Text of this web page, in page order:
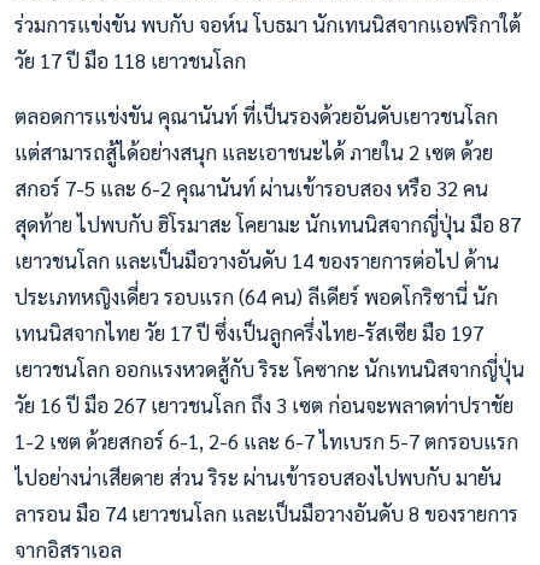
ร่วมการแข่งขัน พบกับ จอห์น โบธมา นักเทนนิสจากแอฟริกาใต้
วัย 17 ปี มือ 118 เยาวชนโลก
ตลอดการแข่งขัน คุณานันท์ ที่เป็นรองด้วยอันดับเยาวชนโลก
แต่สามารถสู้ได้อย่างสนุก และเอาชนะได้ ภายใน 2 เซต ด้วย
สกอร์ 7-5 และ 6-2 คุณานันท์ ผ่านเข้ารอบสอง หรือ 32 คน
สุดท้าย ไปพบกับ ฮิโรมาสะ โคยามะ นักเทนนิสจากญี่ปุ่น มือ 87
เยาวชนโลก และเป็นมือวางอันดับ 14 ของรายการต่อไป ด้าน
ประเภทหญิงเดี่ยว รอบแรก (64 คน) ลีเดียร์ พอดโกริซานี่ นัก
เทนนิสจากไทย วัย 17 ปี ซึ่งเป็นลูกครึ่งไทย-รัสเซีย มือ 197
เยาวชนโลก ออกแรงหวดสู้กับ ริระ โคซากะ นักเทนนิสจากญี่ปุ่น
วัย 16 ปี มือ 267 เยาวชนโลก ถึง 3 เซต ก่อนจะพลาดท่าปราชัย
1-2 เซต ด้วยสกอร์ 6-1, 2-6 และ 6-7 ไทเบรก 5-7 ตกรอบแรก
ไปอย่างน่าเสียดาย ส่วน ริระ ผ่านเข้ารอบสองไปพบกับ มายัน
ลารอน มือ 74 เยาวชนโลก และเป็นมือวางอันดับ 8 ของรายการ
จากอิสราเอล